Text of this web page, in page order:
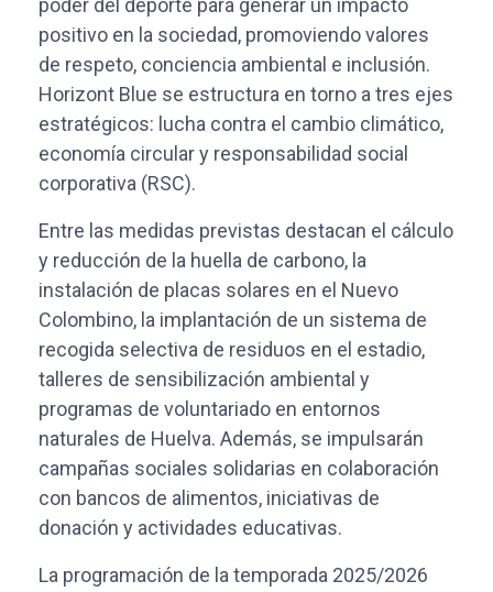
poder del deporte para generar un impacto
positivo en la sociedad, promoviendo valores
de respeto, conciencia ambiental e inclusión.
Horizont Blue se estructura en torno a tres ejes
estratégicos: lucha contra el cambio climático,
economía circular y responsabilidad social
corporativa (RSC).
Entre las medidas previstas destacan el cálculo
y reducción de la huella de carbono, la
instalación de placas solares en el Nuevo
Colombino, la implantación de un sistema de
recogida selectiva de residuos en el estadio,
talleres de sensibilización ambiental y
programas de voluntariado en entornos
naturales de Huelva. Además, se impulsarán
campañas sociales solidarias en colaboración
con bancos de alimentos, iniciativas de
donación y actividades educativas.
La programación de la temporada 2025/2026